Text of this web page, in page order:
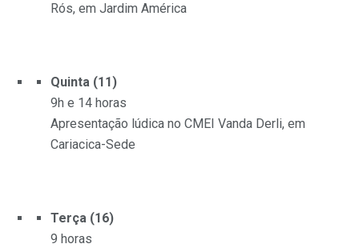
Rós, em Jardim América
Quinta (11)
9h e 14 horas
Apresentação lúdica no CMEI Vanda Derli, em
Cariacica-Sede
Terça (16)
9 horas